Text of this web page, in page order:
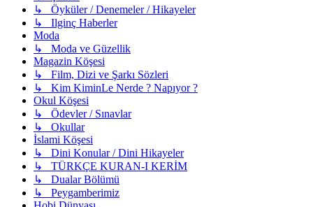
↳ Öyküler / Denemeler / Hikayeler
↳ Ilginç Haberler
Moda
↳ Moda ve Güzellik
Magazin Köşesi
↳ Film, Dizi ve Şarkı Sözleri
↳ Kim KiminLe Nerde ? Napıyor ?
Okul Köşesi
↳ Ödevler / Sınavlar
↳ Okullar
İslami Köşesi
↳ Dini Konular / Dini Hikayeler
↳ TÜRKÇE KURAN-I KERİM
↳ Dualar Bölümü
↳ Peygamberimiz